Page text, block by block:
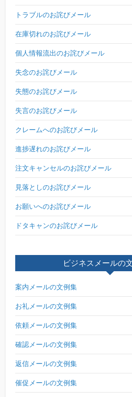
トラブルのお詫びメール
在庫切れのお詫びメール
個人情報流出のお詫びメール
失念のお詫びメール
失態のお詫びメール
失言のお詫びメール
クレームへのお詫びメール
進捗遅れのお詫びメール
注文キャンセルのお詫びメール
見落としのお詫びメール
お願いへのお詫びメール
ドタキャンのお詫びメール
ビジネスメールの
案内メールの文例集
お礼メールの文例集
依頼メールの文例集
確認メールの文例集
返信メールの文例集
催促メールの文例集